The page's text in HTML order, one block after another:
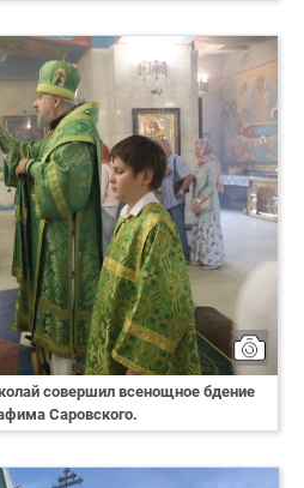
совершил всенощное бдение
Саровского.